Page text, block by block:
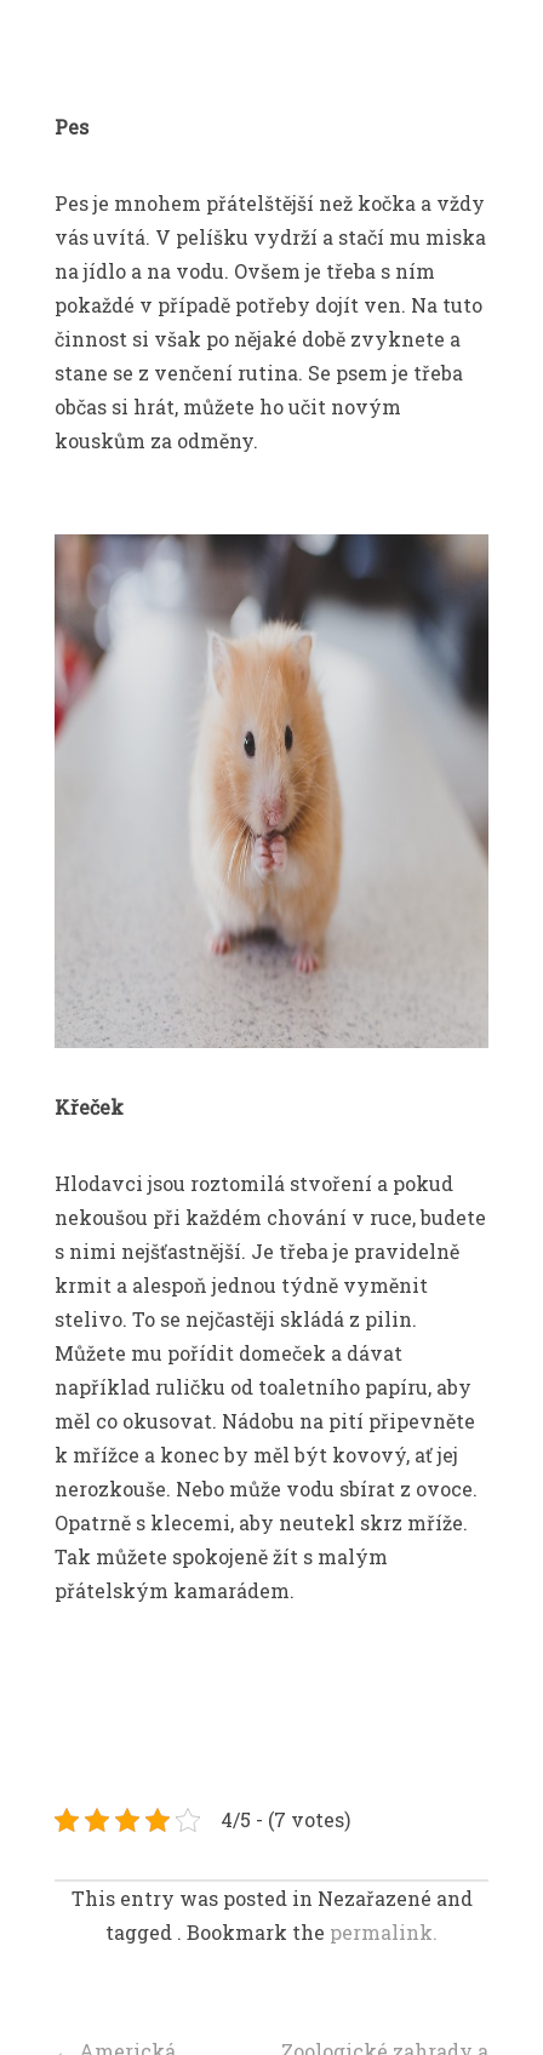
Pes
Pes je mnohem přátelštější než kočka a vždy
vás uvítá. V pelíšku vydrží a stačí mu miska
na jídlo a na vodu. Ovšem je třeba s ním
pokaždé v případě potřeby dojít ven. Na tuto
činnost si však po nějaké době zvyknete a
stane se z venčení rutina. Se psem je třeba
občas si hrát, můžete ho učit novým
kouskům za odměny.
Křeček
Hlodavci jsou roztomilá stvoření a pokud
nekoušou při každém chování v ruce, budete
s nimi nejšťastnější. Je třeba je pravidelně
krmit a alespoň jednou týdně vyměnit
stelivo. To se nejčastěji skládá z pilin.
Můžete mu pořídit domeček a dávat
například ruličku od toaletního papíru, aby
měl co okusovat. Nádobu na pití připevněte
k mřížce a konec by měl být kovový, ať jej
nerozkouše. Nebo může vodu sbírat z ovoce.
Opatrně s klecemi, aby neutekl skrz mříže.
Tak můžete spokojeně žít s malým
přátelským kamarádem.
4/5 - (7 votes)
This entry was posted in Nezařazené and
tagged . Bookmark the permalink.